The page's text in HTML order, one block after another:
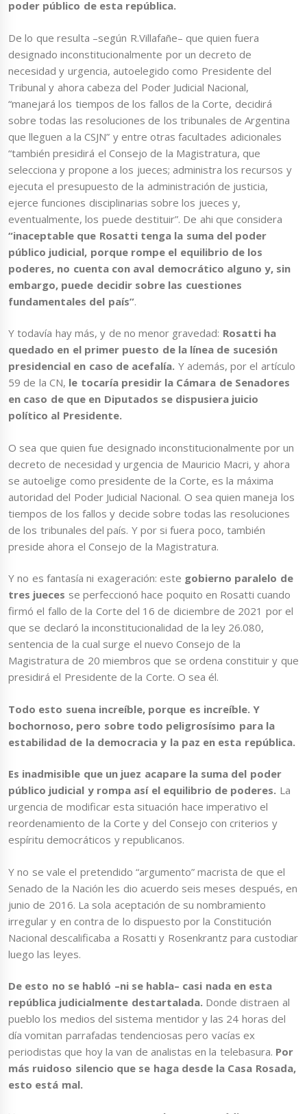
poder público de esta república.
De lo que resulta –según R.Villafañe– que quien fuera
designado inconstitucionalmente por un decreto de
necesidad y urgencia, autoelegido como Presidente del
Tribunal y ahora cabeza del Poder Judicial Nacional,
“manejará los tiempos de los fallos de la Corte, decidirá
sobre todas las resoluciones de los tribunales de Argentina
que lleguen a la CSJN” y entre otras facultades adicionales
“también presidirá el Consejo de la Magistratura, que
selecciona y propone a los jueces; administra los recursos y
ejecuta el presupuesto de la administración de justicia,
ejerce funciones disciplinarias sobre los jueces y,
eventualmente, los puede destituir”. De ahi que considera
“inaceptable que Rosatti tenga la suma del poder
público judicial, porque rompe el equilibrio de los
poderes, no cuenta con aval democrático alguno y, sin
embargo, puede decidir sobre las cuestiones
fundamentales del país”.
Y todavía hay más, y de no menor gravedad: Rosatti ha
quedado en el primer puesto de la línea de sucesión
presidencial en caso de acefalía. Y además, por el artículo
59 de la CN, le tocaría presidir la Cámara de Senadores
en caso de que en Diputados se dispusiera juicio
político al Presidente.
O sea que quien fue designado inconstitucionalmente por un
decreto de necesidad y urgencia de Mauricio Macri, y ahora
se autoelige como presidente de la Corte, es la máxima
autoridad del Poder Judicial Nacional. O sea quien maneja los
tiempos de los fallos y decide sobre todas las resoluciones
de los tribunales del país. Y por si fuera poco, también
preside ahora el Consejo de la Magistratura.
Y no es fantasía ni exageración: este gobierno paralelo de
tres jueces se perfeccionó hace poquito en Rosatti cuando
firmó el fallo de la Corte del 16 de diciembre de 2021 por el
que se declaró la inconstitucionalidad de la ley 26.080,
sentencia de la cual surge el nuevo Consejo de la
Magistratura de 20 miembros que se ordena constituir y que
presidirá el Presidente de la Corte. O sea él.
Todo esto suena increíble, porque es increíble. Y
bochornoso, pero sobre todo peligrosísimo para la
estabilidad de la democracia y la paz en esta república.
Es inadmisible que un juez acapare la suma del poder
público judicial y rompa así el equilibrio de poderes. La
urgencia de modificar esta situación hace imperativo el
reordenamiento de la Corte y del Consejo con criterios y
espíritu democráticos y republicanos.
Y no se vale el pretendido “argumento” macrista de que el
Senado de la Nación les dio acuerdo seis meses después, en
junio de 2016. La sola aceptación de su nombramiento
irregular y en contra de lo dispuesto por la Constitución
Nacional descalificaba a Rosatti y Rosenkrantz para custodiar
luego las leyes.
De esto no se habló –ni se habla– casi nada en esta
república judicialmente destartalada. Donde distraen al
pueblo los medios del sistema mentidor y las 24 horas del
día vomitan parrafadas tendenciosas pero vacías ex
periodistas que hoy la van de analistas en la telebasura. Por
más ruidoso silencio que se haga desde la Casa Rosada,
esto está mal.